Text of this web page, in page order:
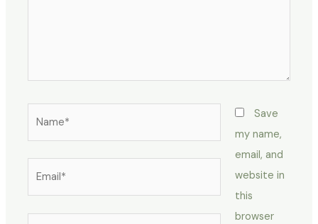
Save
my name,
email, and
website in
this
browser